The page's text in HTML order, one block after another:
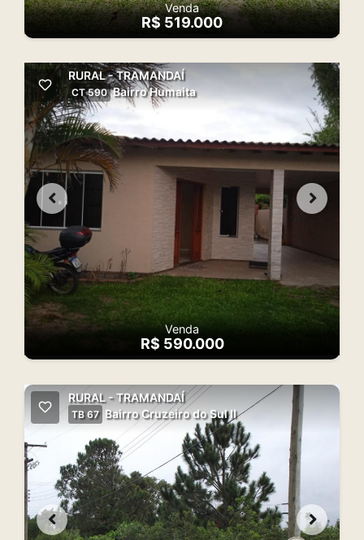
Venda
R$ 519.000
RURAL - TRAMANDAÍ
CT 590 Bairro Humaita
Venda
R$ 590.000
RURAL - TRAMANDAÍ
TB 67 Bairro Cruzeiro do Sul II